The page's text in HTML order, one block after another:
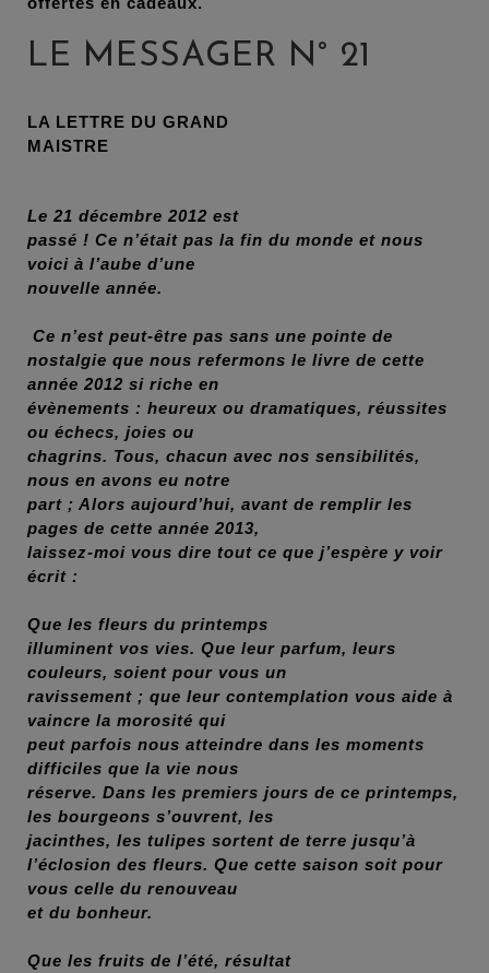
LE MESSAGER N° 21
LA LETTRE DU GRAND
MAISTRE
Le 21 décembre 2012 est
passé ! Ce n’était pas la fin du monde et nous
voici à l’aube d’une
nouvelle année.
Ce n’est peut-être pas sans une pointe de
nostalgie que nous refermons le livre de cette
année 2012 si riche en
évènements : heureux ou dramatiques, réussites
ou échecs, joies ou
chagrins. Tous, chacun avec nos sensibilités,
nous en avons eu notre
part ; Alors aujourd’hui, avant de remplir les
pages de cette année 2013,
laissez-moi vous dire tout ce que j’espère y voir
écrit :
Que les fleurs du printemps
illuminent vos vies. Que leur parfum, leurs
couleurs, soient pour vous un
ravissement ; que leur contemplation vous aide à
vaincre la morosité qui
peut parfois nous atteindre dans les moments
difficiles que la vie nous
réserve. Dans les premiers jours de ce printemps,
les bourgeons s’ouvrent, les
jacinthes, les tulipes sortent de terre jusqu’à
l’éclosion des fleurs. Que cette saison soit pour
vous celle du renouveau
et du bonheur.
Que les fruits de l’été, résultat